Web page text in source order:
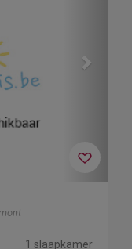
1 slaapkamer